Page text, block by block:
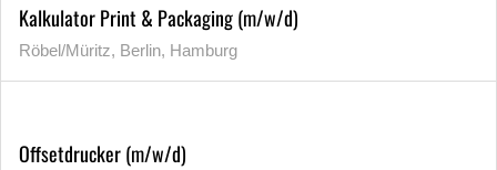
Kalkulator Print & Packaging (m/w/d)
Röbel/Müritz, Berlin, Hamburg
Offsetdrucker (m/w/d)